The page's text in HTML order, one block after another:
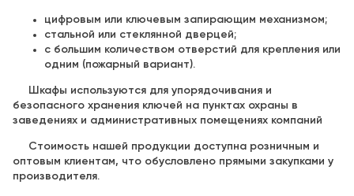
цифровым или ключевым запирающим механизмом;
стальной или стеклянной дверцей;
с большим количеством отверстий для крепления или
одним (пожарный вариант).
Шкафы используются для упорядочивания и
безопасного хранения ключей на пунктах охраны в
заведениях и административных помещениях компаний
Стоимость нашей продукции доступна розничным и
оптовым клиентам, что обусловлено прямыми закупками у
производителя.